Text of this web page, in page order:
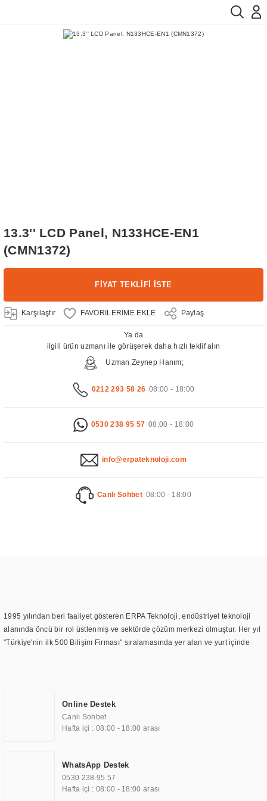
13.3'' LCD Panel, N133HCE-EN1
(CMN1372)
FİYAT TEKLİFİ İSTE
Karşılaştır Paylaş
Ya da
ilgili ürün uzmanı ile görüşerek daha hızlı teklif alın
Uzman Zeynep Hanım;
0212 293 58 26 08:00 - 18:00
0530 238 95 57 08:00 - 18:00
info@erpateknoloji.com
Canlı Sohbet 08:00 - 18:00
1995 yılından beri faaliyet gösteren ERPA Teknoloji, endüstriyel teknoloji
alanında öncü bir rol üstlenmiş ve sektörde çözüm merkezi olmuştur. Her yıl
"Türkiye'nin ilk 500 Bilişim Firması" sıralamasında yer alan ve yurt içinde
TOCHI markası altında kendi ürettiği ürünlerde kullanmıştır. Günümüzde
TOCHI; videowall, digital signage, kiosk, totem, akıllı durak ekranı, araç içi
ekran, asansör ekranı, digital menüboard, marin ekran, medikal ekran,
ekranları, endüstriyel ekranlar, kapı önü bilgi ekranları, panel PC,
endüstriyel Panel PC, mini PC, endüstriyel mini PC ve akıllı bina sistemleri
gibi çözümleri 4.5" ile 110” boyutları arasında üretebilirken, ayrıca standart
Online Destek
Canlı Sohbet
Hafta içi : 08:00 - 18:00 arası
WhatsApp Destek
0530 238 95 57
Hafta içi : 08:00 - 18:00 arası